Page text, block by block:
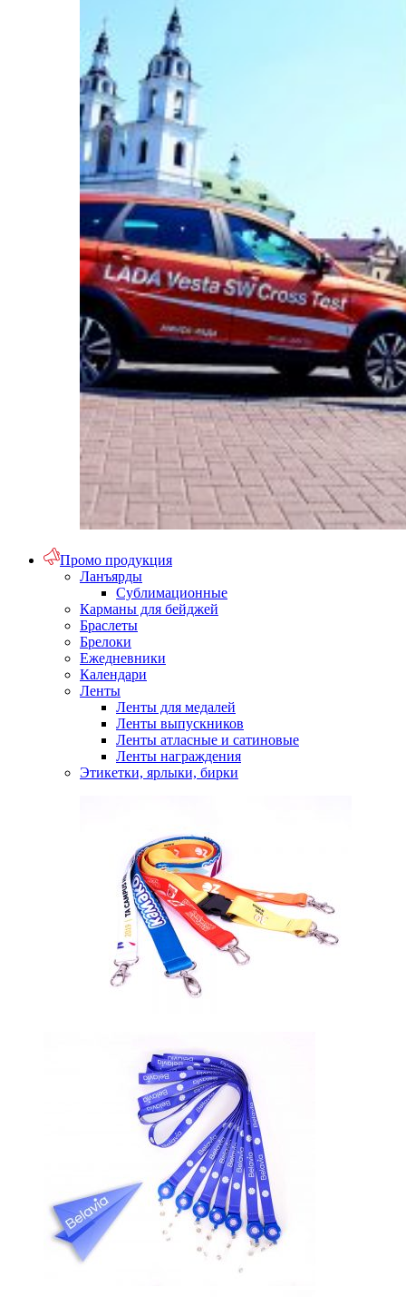
Промо продукция
Ланъярды
Сублимационные
Карманы для бейджей
Браслеты
Брелоки
Ежедневники
Календари
Ленты
Ленты для медалей
Ленты выпускников
Ленты атласные и сатиновые
Ленты награждения
Этикетки, ярлыки, бирки